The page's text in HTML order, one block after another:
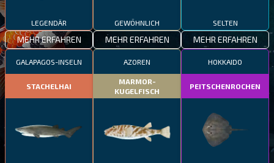
LEGENDÄR
MEHR ERFAHREN
GEWÖHNLICH
MEHR ERFAHREN
SELTEN
MEHR ERFAHREN
GALAPAGOS-INSELN
STACHELHAI
AZOREN
MARMOR-
KUGELFISCH
HOKKAIDO
PEITSCHENROCHEN